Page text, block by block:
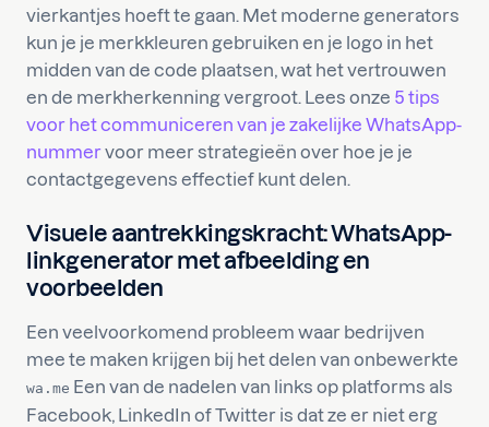
vierkantjes hoeft te gaan. Met moderne generators
kun je je merkkleuren gebruiken en je logo in het
midden van de code plaatsen, wat het vertrouwen
en de merkherkenning vergroot. Lees onze 5 tips
voor het communiceren van je zakelijke WhatsApp-
nummervoor meer strategieën over hoe je je
contactgegevens effectief kunt delen.
Visuele aantrekkingskracht: WhatsApp-
linkgenerator met afbeelding en
voorbeelden
Een veelvoorkomend probleem waar bedrijven
mee te maken krijgen bij het delen van onbewerkte
wa.me Een van de nadelen van links op platforms als
Facebook, LinkedIn of Twitter is dat ze er niet erg